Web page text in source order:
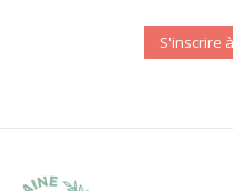
S'inscrire